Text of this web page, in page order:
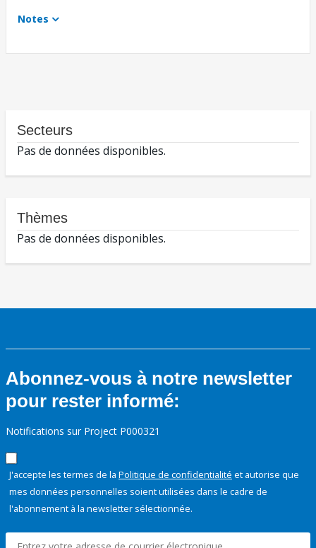
Notes
Secteurs
Pas de données disponibles.
Thèmes
Pas de données disponibles.
Abonnez-vous à notre newsletter
pour rester informé:
Notifications sur Project P000321
J'accepte les termes de la Politique de confidentialité et autorise que
mes données personnelles soient utilisées dans le cadre de
l'abonnement à la newsletter sélectionnée.